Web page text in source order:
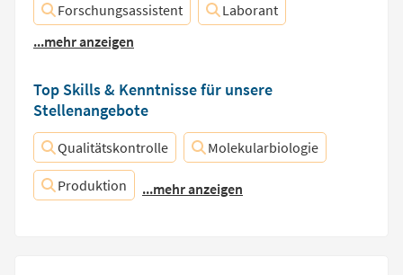
Forschungsassistent
Laborant
...mehr anzeigen
Top Skills & Kenntnisse für unsere
Stellenangebote
Qualitätskontrolle Molekularbiologie
Produktion ...mehr anzeigen